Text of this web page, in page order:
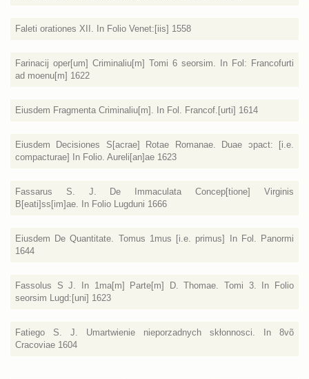
Faleti orationes XII. In Folio Venet:[iis] 1558
Farinacij oper[um] Criminaliu[m] Tomi 6 seorsim. In Fol: Francofurti
ad moenu[m] 1622
Eiusdem Fragmenta Criminaliu[m]. In Fol. Francof.[urti] 1614
Eiusdem Decisiones S[acrae] Rotae Romanae. Duae ɔpact: [i.e.
compacturae] In Folio. Aureli[an]ae 1623
Fassarus S. J. De Immaculata Concep[tione] Virginis
B[eati]ss[im]ae. In Folio Lugduni 1666
Eiusdem De Quantitate. Tomus 1mus [i.e. primus] In Fol. Panormi
1644
Fassolus S J. In 1ma[m] Parte[m] D. Thomae. Tomi 3. In Folio
seorsim Lugd:[uni] 1623
Fatiego S. J. Umartwienie nieporzadnych skłonnosci. In 8võ
Cracoviae 1604